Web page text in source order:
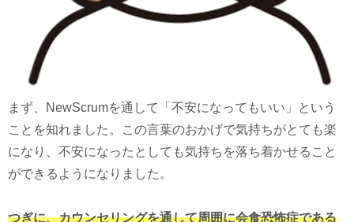
まず、NewScrumを通して「不安になってもいい」という
ことを知れました。この言葉のおかげで気持ちがとても楽
になり、不安になったとしても気持ちを落ち着かせること
ができるようになりました。
つぎに、カウンセリングを通して周囲に会食恐怖症である